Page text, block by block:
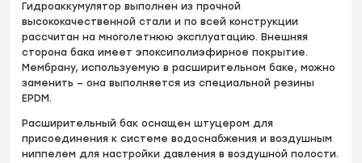
Гидроаккумулятор выполнен из прочной
высококачественной стали и по всей конструкции
рассчитан на многолетнюю эксплуатацию. Внешняя
сторона бака имеет эпоксиполиэфирное покрытие.
Мембрану, используемую в расширительном баке, можно
заменить – она выполняется из специальной резины
EPDM.
Расширительный бак оснащен штуцером для
присоединения к системе водоснабжения и воздушным
ниппелем для настройки давления в воздушной полости.